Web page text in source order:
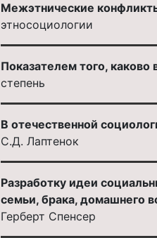
Межэтнические
этносоциологии
Показателем того, каково
степень
В отечественной
С.Д. Лаптенок
Разработку идеи
семьи, брака, домашнего
Герберт Спенсер